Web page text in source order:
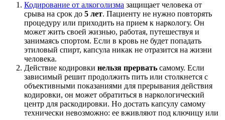
Кодирование от алкоголизма защищает человека от
срыва на срок до 5 лет. Пациенту не нужно повторять
процедуру или приходить на прием к наркологу. Он
может жить своей жизнью, работая, путешествуя и
занимаясь спортом. Если в кровь не будет попадать
этиловый спирт, капсула никак не отразится на жизни
человека.
Действие кодировки нельзя прервать самому. Если
зависимый решит продолжить пить или столкнется с
объективными показаниями для прерывания действия
кодировки, он может обратиться в наркологический
центр для раскодировки. Но достать капсулу самому
технически невозможно: ее вживляют под ключицу или